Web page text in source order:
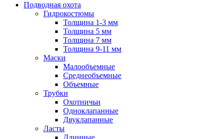
Подводная охота
Гидрокостюмы
Толщина 1-3 мм
Толщина 5 мм
Толщина 7 мм
Толщина 9-11 мм
Маски
Малообъемные
Среднеобъемные
Объемные
Трубки
Охотничьи
Одноклапанные
Двуклапанные
Ласты
Длинные